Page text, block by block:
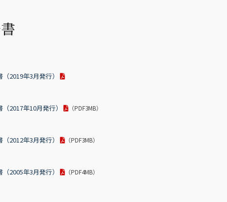
2019年3月発行）
2017年10月発行） （PDF3MB）
2012年3月発行） （PDF3MB）
2005年3月発行） （PDF4MB）